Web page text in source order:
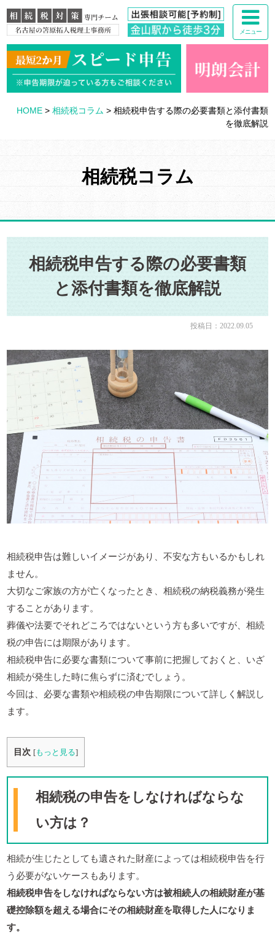
メニュー
HOME> 相続税コラム > 相続税申告する際の必要書類と添付書類
を徹底解説
相続税コラム
相続税申告する際の必要書類
と添付書類を徹底解説
投稿日：2022.09.05
相続税申告は難しいイメージがあり、不安な方もいるかもしれ
ません。
大切なご家族の方が亡くなったとき、相続税の納税義務が発生
することがあります。
葬儀や法要でそれどころではないという方も多いですが、相続
税の申告には期限があります。
相続税申告に必要な書類について事前に把握しておくと、いざ
相続が発生した時に焦らずに済むでしょう。
今回は、必要な書類や相続税の申告期限について詳しく解説し
ます。
目次 [もっと見る]
相続税の申告をしなければならな
い方は？
相続が生じたとしても遺された財産によっては相続税申告を行
う必要がないケースもあります。
相続税申告をしなければならない方は被相続人の相続財産が基
礎控除額を超える場合にその相続財産を取得した人になりま
す。